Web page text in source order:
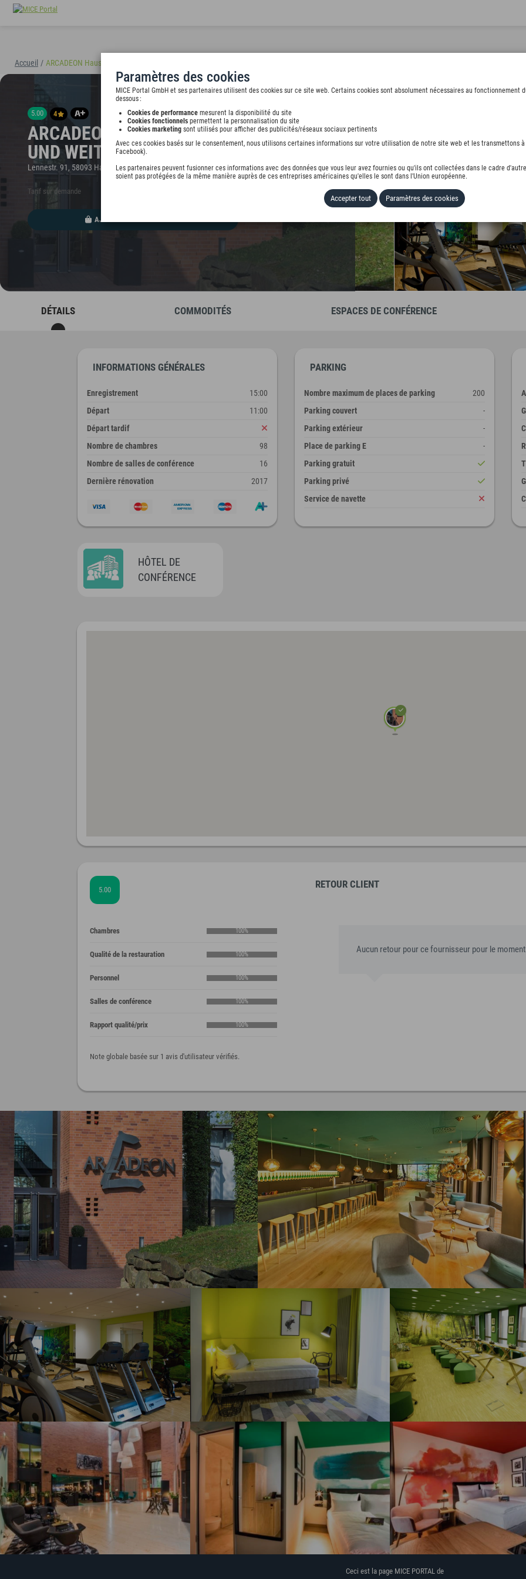
Paramètres des cookies
MICE Portal GmbH et ses partenaires utilisent des cookies sur ce site web. Certains cookies sont absolument nécessaires au fonctionnement
dessous :
Cookies de performance mesurent la disponibilité du site
Cookies fonctionnels permettent la personnalisation du site
Cookies marketing sont utilisés pour afficher des publicités/réseaux sociaux pertinents
Avec ces cookies basés sur le consentement, nous utilisons certaines informations sur votre utilisation de notre site web et les transmettons
Facebook).
Les partenaires peuvent fusionner ces informations avec des données que vous leur avez fournies ou qu'ils ont collectées dans le cadre
soient pas protégées de la même manière auprès de ces entreprises américaines qu'elles le sont dans l'Union européenne.
Accepter tout Paramètres des cookies
Accueil / ARCADEON Haus der Wissenschaft und Weiterbildung
5.00 4
ARCADEON HAUS DER WISSENSCHAFT
UND WEITERBILDUNG
Lennestr. 91, 58093 Hagen, undefined
Tarif sur demande
AJOUTER AU PORTEFEUILLE
DÉTAILS COMMODITÉS ESPACES DE CONFÉRENCE
INFORMATIONS GÉNÉRALES
Enregistrement
15:00
Départ
11:00
Départ tardif
Nombre de chambres
98
Nombre de salles de conférence
16
Dernière rénovation
2017
PARKING
Nombre maximum de places de parking
200
Parking couvert
-
Parking extérieur
-
Place de parking E
-
Parking gratuit
Parking privé
Service de navette
HÔTEL DE
CONFÉRENCE
5.00
Chambres 100%
Qualité de la restauration 100%
Personnel 100%
Salles de conférence 100%
Rapport qualité/prix 100%
Note globale basée sur 1 avis d'utilisateur vérifiés.
RETOUR CLIENT
Aucun retour pour ce fournisseur pour le
Ceci est la page MICE PORTAL de